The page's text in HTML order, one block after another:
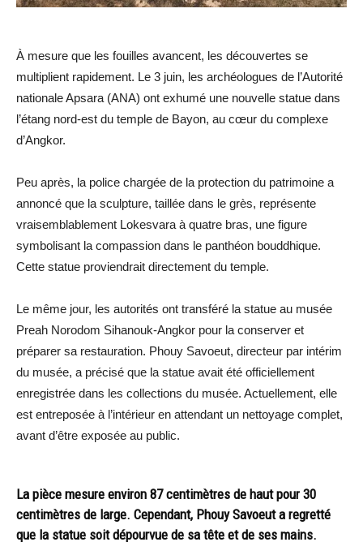
À mesure que les fouilles avancent, les découvertes se
multiplient rapidement. Le 3 juin, les archéologues de l’Autorité
nationale Apsara (ANA) ont exhumé une nouvelle statue dans
l’étang nord-est du temple de Bayon, au cœur du complexe
d’Angkor.
Peu après, la police chargée de la protection du patrimoine a
annoncé que la sculpture, taillée dans le grès, représente
vraisemblablement Lokesvara à quatre bras, une figure
symbolisant la compassion dans le panthéon bouddhique.
Cette statue proviendrait directement du temple.
Le même jour, les autorités ont transféré la statue au musée
Preah Norodom Sihanouk-Angkor pour la conserver et
préparer sa restauration. Phouy Savoeut, directeur par intérim
du musée, a précisé que la statue avait été officiellement
enregistrée dans les collections du musée. Actuellement, elle
est entreposée à l’intérieur en attendant un nettoyage complet,
avant d’être exposée au public.
La pièce mesure environ 87 centimètres de haut pour 30
centimètres de large. Cependant, Phouy Savoeut a regretté
que la statue soit dépourvue de sa tête et de ses mains.